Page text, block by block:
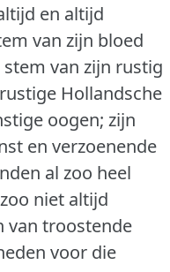
en altijd
van zijn bloed
van zijn rustig
Hollandsche
oogen; zijn
en verzoenende
al zoo heel
niet altijd
van troostende
voor die